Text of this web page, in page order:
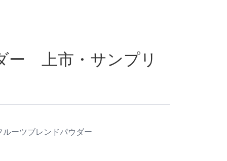
ー 上市・サンプリ
ーツブレンドパウダー